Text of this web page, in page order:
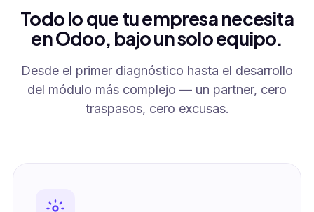
Todo lo que tu empresa necesita
en Odoo, bajo un solo equipo.
Desde el primer diagnóstico hasta el desarrollo
del módulo más complejo — un partner, cero
traspasos, cero excusas.